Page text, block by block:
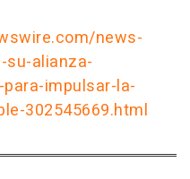
news-
alianza-
impulsar-la-
302545669.html